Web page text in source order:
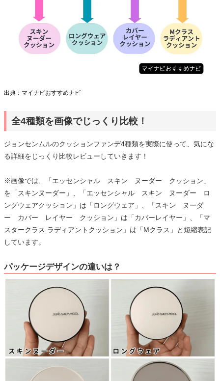
出典：マイナビおすすめナビ
全4種類を画像でじっくり比較！
ジョンセンムルのクッションファンデ4種類を実際に使って、気にな
る詳細をじっくり比較レビューしていきます！
※画像では、「エッセンシャル スキン ヌーダー クッション」
を「スキンヌーダー」、「エッセンシャル スキン ヌーダー ロ
ングウェアクッション」は「ロングウェア」、「スキン ヌーダ
ー カバー レイヤー クッション」は「カバーレイヤー」、「マ
スタークラス ラディアントクッション」は「Mクラス」と短縮表記
しています。
パッケージデザインの違いは？